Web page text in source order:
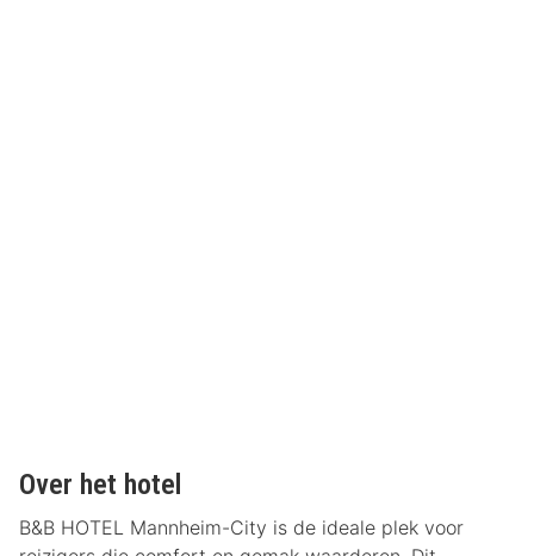
Over het hotel
B&B HOTEL Mannheim-City is de ideale plek voor